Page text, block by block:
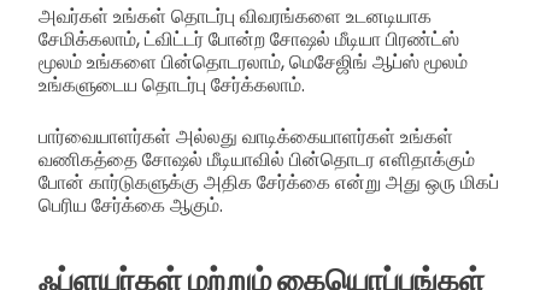
அவர்கள் உங்கள் தொடர்பு விவரங்களை உடனடியாக
சேமிக்கலாம், ட்விட்டர் போன்ற சோஷல் மீடியா பிரண்ட்ஸ்
மூலம் உங்களை பின்தொடரலாம், மெசேஜிங் ஆப்ஸ் மூலம்
உங்களுடைய தொடர்பு சேர்க்கலாம்.
பார்வையாளர்கள் அல்லது வாடிக்கையாளர்கள் உங்கள்
வணிகத்தை சோஷல் மீடியாவில் பின்தொடர எளிதாக்கும்
போன் கார்டுகளுக்கு அதிக சேர்க்கை என்று அது ஒரு மிகப்
பெரிய சேர்க்கை ஆகும்.
ஃப்ளயர்கள் மற்றும் கையொப்பங்கள்